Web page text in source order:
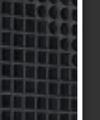
Durch
auf die Plattform
begeistert. „Hier
die eine
warten, sondern
Seitdem
die Baubranche